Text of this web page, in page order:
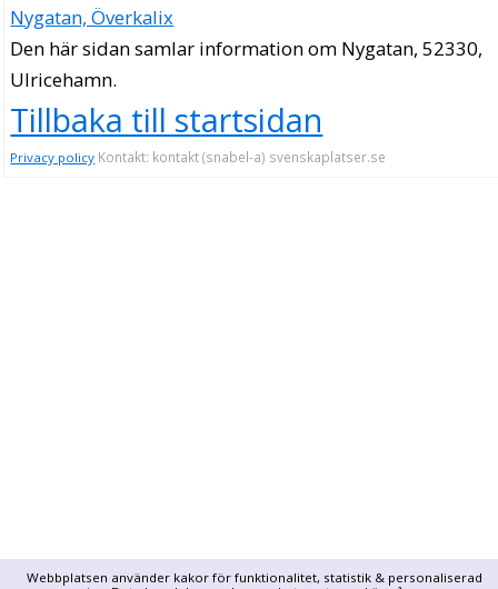
Webbplatsen använder kakor för funktionalitet, statistik & personaliserad
Nygatan, Överkalix
Den här sidan samlar information om Nygatan, 52330,
Ulricehamn.
Tillbaka till startsidan
Privacy policy Kontakt: kontakt (snabel-a) svenskaplatser.se